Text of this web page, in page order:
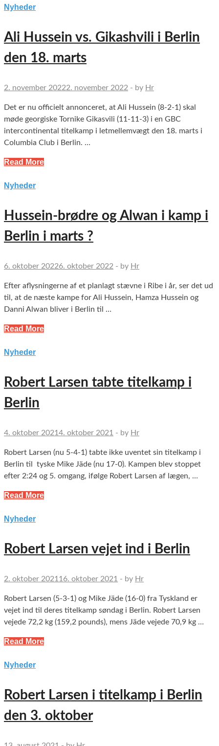
Nyheder
Ali Hussein vs. Gikashvili i Berlin
den 18. marts
2. november 20222. november 2022 - by Hr
Det er nu officielt annonceret, at Ali Hussein (8-2-1) skal
møde georgiske Tornike Gikasvili (11-11-3) i en GBC
intercontinental titelkamp i letmellemvægt den 18. marts i
Columbia Club i Berlin. …
Read More
Nyheder
Hussein-brødre og Alwan i kamp i
Berlin i marts ?
6. oktober 20226. oktober 2022 - by Hr
Efter aflysningerne af et planlagt stævne i Ribe i år, ser det ud
til, at de næste kampe for Ali Hussein, Hamza Hussein og
Danni Alwan bliver i Berlin til …
Read More
Nyheder
Robert Larsen tabte titelkamp i
Berlin
4. oktober 20214. oktober 2021 - by Hr
Robert Larsen (nu 5-4-1) tabte ikke uventet sin titelkamp i
Berlin til tyske Mike Jäde (nu 17-0). Kampen blev stoppet
efter 2:24 og 5. omgang, ifølge Robert Larsen af lægen, …
Read More
Nyheder
Robert Larsen vejet ind i Berlin
2. oktober 202116. oktober 2021 - by Hr
Robert Larsen (5-3-1) og Mike Jäde (16-0) fra Tyskland er
vejet ind til deres titelkamp søndag i Berlin. Robert Larsen
vejede 72,2 kg (159,2 pounds), mens Jäde vejede 70,9 kg …
Read More
Nyheder
Robert Larsen i titelkamp i Berlin
den 3. oktober